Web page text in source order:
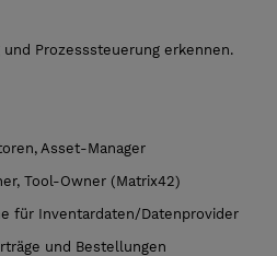
Prozesssteuerung erkennen.
Asset-Manager
Tool-Owner (Matrix42)
für Inventardaten/Datenprovider
und Bestellungen